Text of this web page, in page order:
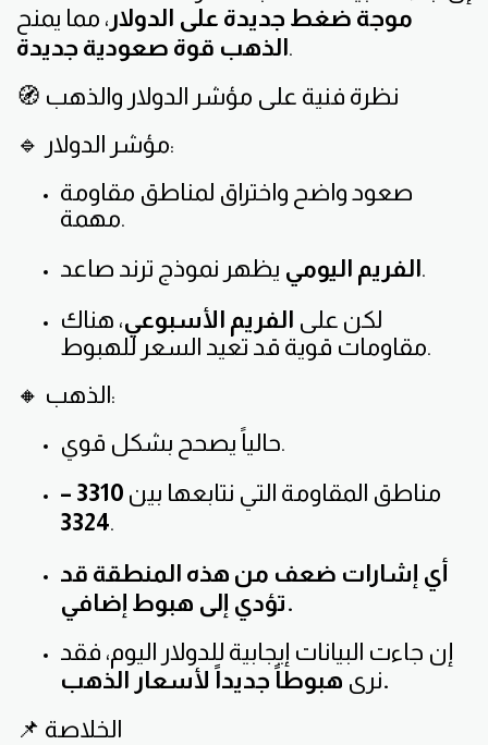
موجة ضغط جديدة على الدولار ، مما يمنح
الذهب قوة صعودية جديدة.
🧭 نظرة فنية على مؤشر الدولار والذهب
🔹 مؤشر الدولار:
صعود واضح واختراق لمناطق مقاومة
مهمة.
الفريم اليومييظهر نموذج ترند صاعد.
لكن على الفريم الأسبوعي، هناك
مقاومات قوية قد تعيد السعر للهبوط.
🔸 الذهب:
حالياً يصحح بشكل قوي.
مناطق المقاومة التي نتابعها بين
3310 –
3324.
أي إشارات ضعف من هذه المنطقة قد
تؤدي إلى هبوط إضافي.
إن جاءت البيانات إيجابية للدولار اليوم، فقد
نرىهبوطاً جديداً لأسعار الذهب.
📌 الخلاصة